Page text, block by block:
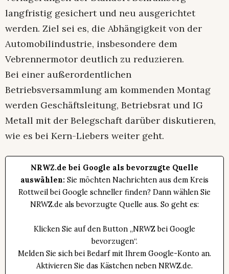
langfristig gesichert und neu ausgerichtet
werden. Ziel sei es, die Abhängigkeit von der
Automobilindustrie, insbesondere dem
Vebrennermotor deutlich zu reduzieren.
Bei einer außerordentlichen
Betriebsversammlung am kommenden Montag
werden Geschäftsleitung, Betriebsrat und IG
Metall mit der Belegschaft darüber diskutieren,
wie es bei Kern-Liebers weiter geht.
NRWZ.de bei Google als bevorzugte Quelle
auswählen: Sie möchten Nachrichten aus dem Kreis
Rottweil bei Google schneller finden? Dann wählen Sie
NRWZ.de als bevorzugte Quelle aus. So geht es:
Klicken Sie auf den Button „NRWZ bei Google
bevorzugen“.
Melden Sie sich bei Bedarf mit Ihrem Google-Konto an.
Aktivieren Sie das Kästchen neben NRWZ.de.